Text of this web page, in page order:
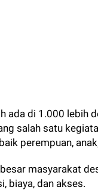
ada di 1.000 lebih
salah satu
perempuan,
masyarakat
biaya, dan akses.